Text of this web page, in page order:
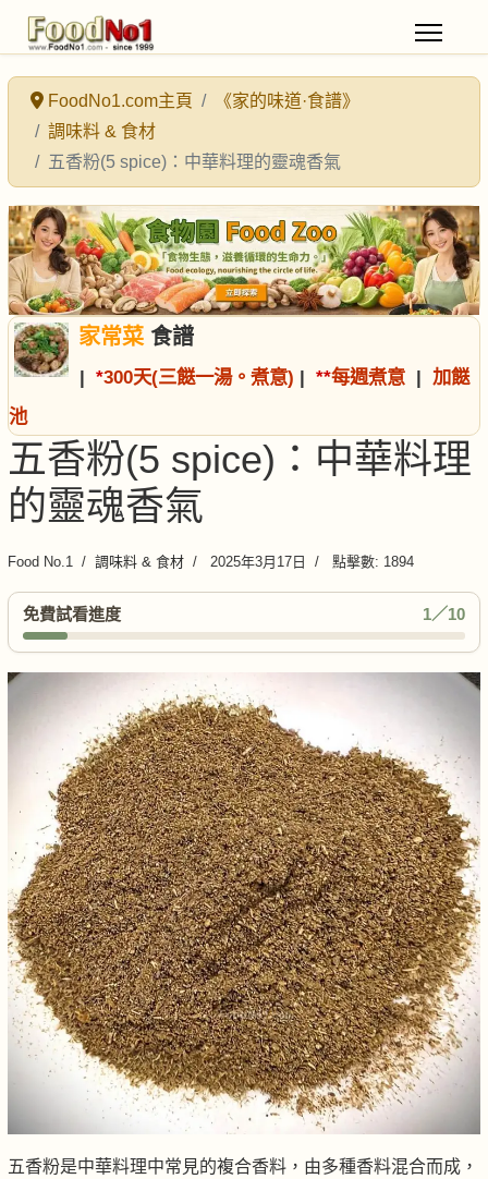
FoodNo1.com主頁
《家的味道·食譜》
調味料 & 食材
五香粉(5 spice)：中華料理的靈魂香氣
家常菜食譜
| *300天(三餸一湯。煮意) | **每週煮意 | 加餸
池
五香粉(5 spice)：中華料理
的靈魂香氣
Food No.1 調味料 & 食材 2025年3月17日 點擊數: 1894
免費試看進度 1／10
五香粉是中華料理中常見的複合香料，由多種香料混合而成，